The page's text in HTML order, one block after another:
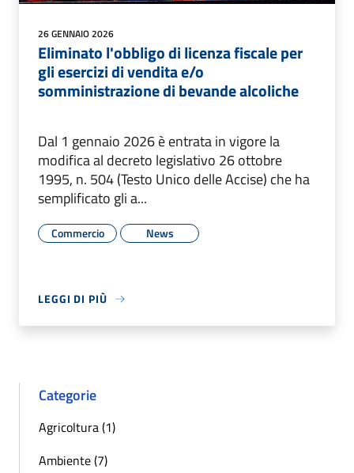
26 GENNAIO 2026
Eliminato l'obbligo di licenza fiscale per
gli esercizi di vendita e/o
somministrazione di bevande alcoliche
Dal 1 gennaio 2026 è entrata in vigore la
modifica al decreto legislativo 26 ottobre
1995, n. 504 (Testo Unico delle Accise) che ha
semplificato gli a...
Commercio News
LEGGI DI PIÙ
Categorie
Agricoltura (1)
Ambiente (7)